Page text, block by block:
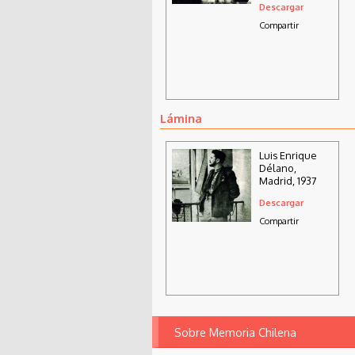
regreso de
España, 1937
Descargar
Compartir
Lámina
Luis Enrique
Délano,
Madrid, 1937
Descargar
Compartir
Sobre Memoria Chilena